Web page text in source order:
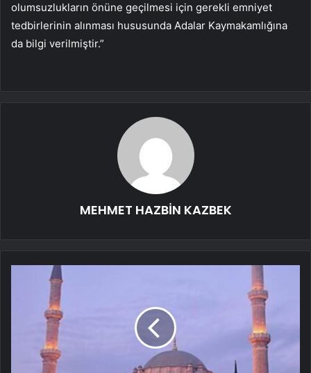
olumsuzlukların önüne geçilmesi için gerekli emniyet
tedbirlerinin alınması hususunda Adalar Kaymakamlığına
da bilgi verilmiştir.”
MEHMET HAZBİN KAZBEK